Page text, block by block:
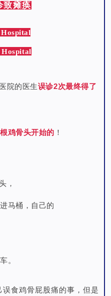
致瘫痪
院的医生误诊2次最终得了
鸡骨头开始的 ！
，
马桶，自己的
。
食鸡骨屁股痛的事，但是